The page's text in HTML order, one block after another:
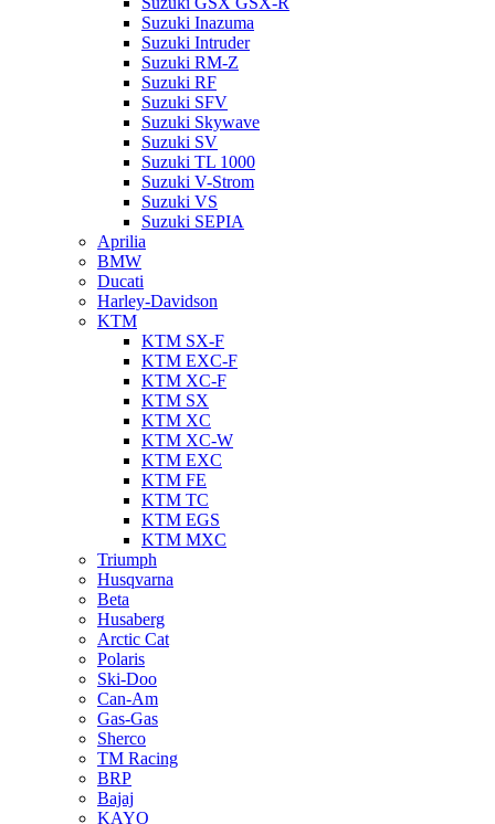
Suzuki Inazuma
Suzuki Intruder
Suzuki RM-Z
Suzuki RF
Suzuki SFV
Suzuki Skywave
Suzuki SV
Suzuki TL 1000
Suzuki V-Strom
Suzuki VS
Suzuki SEPIA
Aprilia
BMW
Ducati
Harley-Davidson
KTM
KTM SX-F
KTM EXC-F
KTM XC-F
KTM SX
KTM XC
KTM XC-W
KTM EXC
KTM FE
KTM TC
KTM EGS
KTM MXC
Triumph
Husqvarna
Beta
Husaberg
Arctic Cat
Polaris
Ski-Doo
Can-Am
Gas-Gas
Sherco
TM Racing
BRP
Bajaj
KAYO